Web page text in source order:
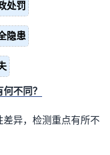
处罚
隐患
不同？
异，检测重点有所不